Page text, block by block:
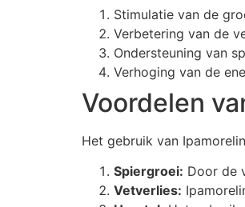
Stimulatie van de
Verbetering van de
Ondersteuning van
Verhoging van de
Voordelen
Het gebruik van
Spiergroei: Door de
Vetverlies: